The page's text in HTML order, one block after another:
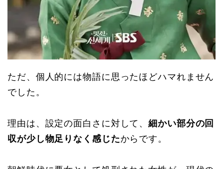
ただ、個人的には物語に思ったほどハマれません
でした。
理由は、設定の面白さに対して、細かい部分の回
収が少し物足りなく感じたからです。